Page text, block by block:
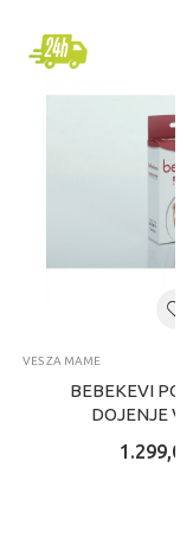
VES ZA MAME
BEBEKEVI
DOJENJE
1.299,00